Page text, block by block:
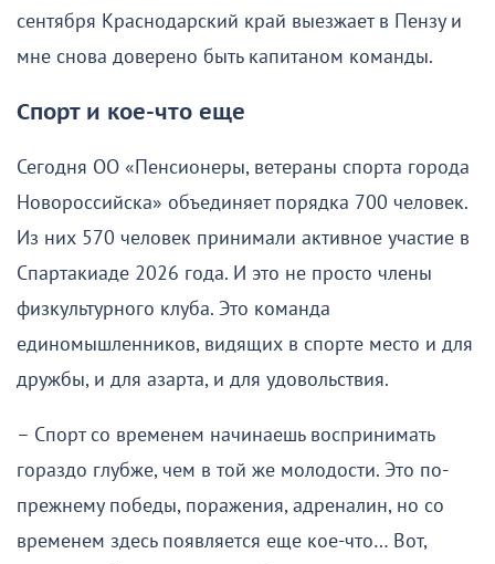
сентября Краснодарский край выезжает в Пензу и
мне снова доверено быть капитаном команды.
Спорт и кое-что еще
Сегодня ОО «Пенсионеры, ветераны спорта города
Новороссийска» объединяет порядка 700 человек.
Из них 570 человек принимали активное участие в
Спартакиаде 2026 года. И это не просто члены
физкультурного клуба. Это команда
единомышленников, видящих в спорте место и для
дружбы, и для азарта, и для удовольствия.
– Спорт со временем начинаешь воспринимать
гораздо глубже, чем в той же молодости. Это по-
прежнему победы, поражения, адреналин, но со
временем здесь появляется еще кое-что… Вот,